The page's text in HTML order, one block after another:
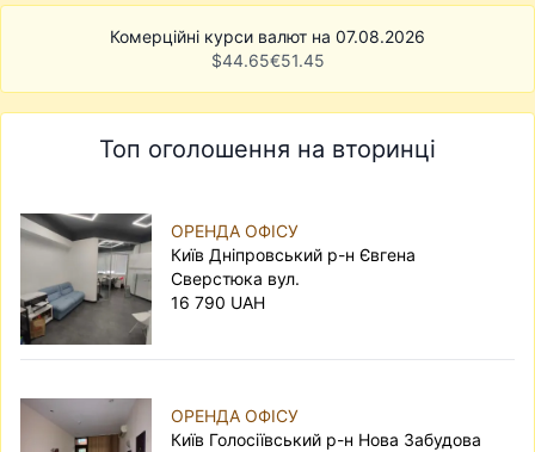
Комерційні курси валют на 07.08.2026
$44.65€51.45
Топ оголошення на вторинці
ОРЕНДА ОФІСУ
Київ Дніпровський р-н Євгена
Сверстюка вул.
16 790 UAH
ОРЕНДА ОФІСУ
Київ Голосіївський р-н Нова Забудова